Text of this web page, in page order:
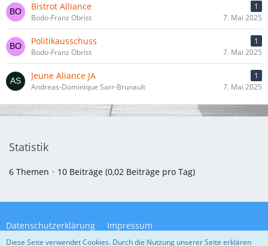
Bistrot Alliance
1
Bodo-Franz Obrist
7. Mai 2025
Politikausschuss
1
Bodo-Franz Obrist
7. Mai 2025
Jeune Aliance JA
1
Andreas-Dominique Sarr-Brunault
7. Mai 2025
Statistik
6 Themen 10 Beiträge (0,02 Beiträge pro Tag)
Datenschutzerklärung Impressum
Diese Seite verwendet Cookies. Durch die Nutzung unserer Seite erklären